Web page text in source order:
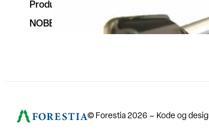
Produktnummer
NOBBNr
23614233
© Forestia 2026 – Kode og